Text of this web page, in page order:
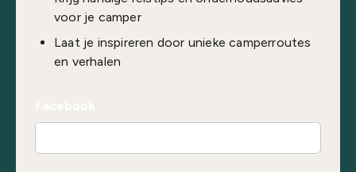
voor je camper
Laat je inspireren door unieke camperroutes
en verhalen